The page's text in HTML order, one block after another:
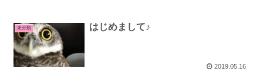
未分類 はじめまして♪
2019.05.16